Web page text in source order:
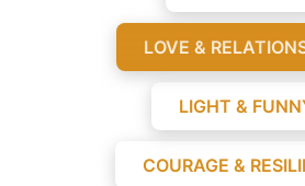
LOVE &
LIGHT &
COURAGE &